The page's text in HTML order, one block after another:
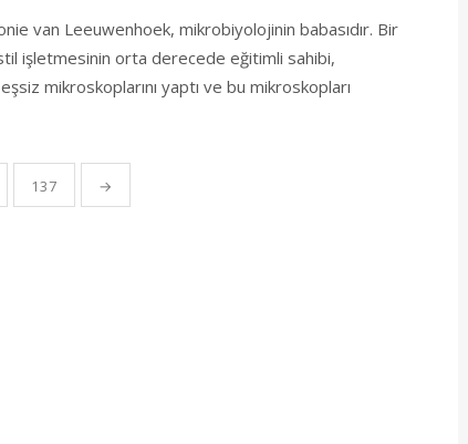
van Leeuwenhoek, mikrobiyolojinin babasıdır. Bir
işletmesinin orta derecede eğitimli sahibi,
mikroskoplarını yaptı ve bu mikroskopları
137 →